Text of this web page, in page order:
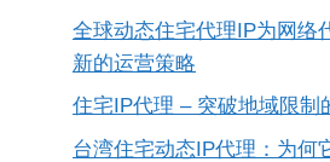
全球动态住宅代理IP为网络
新的运营策略
住宅IP代理 – 突破地域限制
台湾住宅动态IP代理：为何